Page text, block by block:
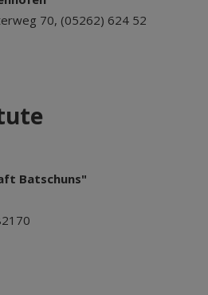
70, (05262) 624 52
Batschuns"